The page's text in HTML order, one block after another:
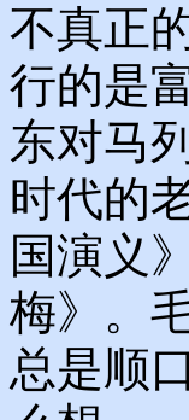
不真正
行的是
东对马
时代的
国演义
梅》。
总是顺